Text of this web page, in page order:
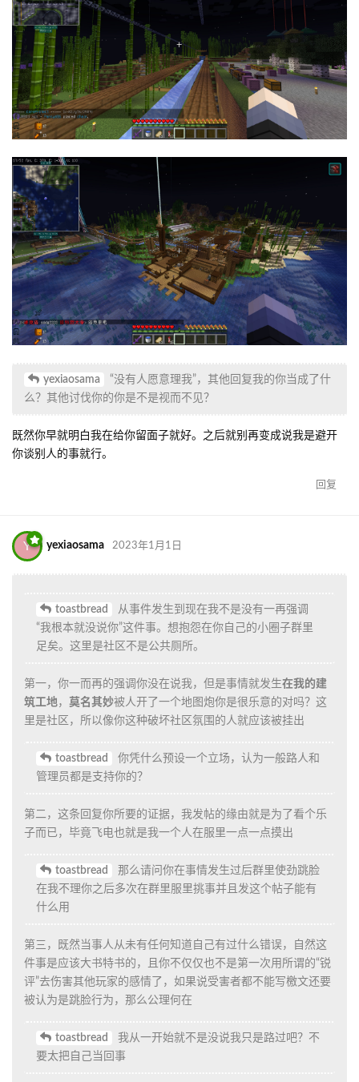
yexiaosama
“没有人愿意理我”，其他回复我的你当成了什
么？其他讨伐你的你是不是视而不见？
既然你早就明白我在给你留面子就好。之后就别再变成说我是避开
你谈别人的事就行。
回复
Y yexiaosama 2023年1月1日
toastbread
从事件发生到现在我不是没有一再强调
“我根本就没说你”这件事。想抱怨在你自己的小圈子群里
足矣。这里是社区不是公共厕所。
第一，你一而再的强调你没在说我，但是事情就发生在我的建
筑工地， 莫名其妙被人开了一个地图炮你是很乐意的对吗？这
里是社区，所以像你这种破坏社区氛围的人就应该被挂出
toastbread
你凭什么预设一个立场，认为一般路人和
管理员都是支持你的？
第二，这条回复你所要的证据，我发帖的缘由就是为了看个乐
子而已，毕竟飞电也就是我一个人在服里一点一点摸出
toastbread
那么请问你在事情发生过后群里使劲跳脸
在我不理你之后多次在群里服里挑事并且发这个帖子能有
什么用
第三，既然当事人从未有任何知道自己有过什么错误，自然这
件事是应该大书特书的，且你不仅仅也不是第一次用所谓的“锐
评”去伤害其他玩家的感情了，如果说受害者都不能写檄文还要
被认为是跳脸行为，那么公理何在
toastbread
我从一开始就不是没说我只是路过吧？不
要太把自己当回事